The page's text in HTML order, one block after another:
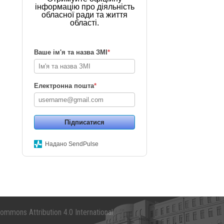
інформацію про діяльність
обласної ради та життя
області.
Ваше ім'я та назва ЗМІ*
Електронна пошта*
Підписатися
Надано SendPulse
Attribution 4.0 International